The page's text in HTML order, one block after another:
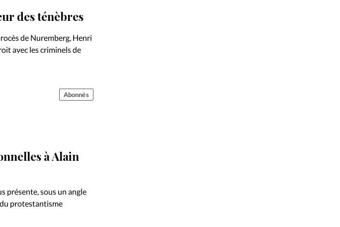
des ténèbres
de Nuremberg, Henri
avec les criminels de
Abonnés
à Alain
présente, sous un angle
protestantisme